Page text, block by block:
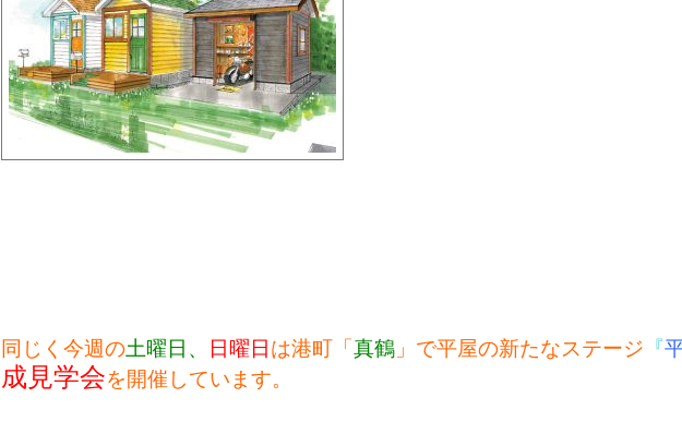
同じく今週の土曜日、 日曜日は港町「真鶴 」で平屋の新たなステージ 『
成見学会を開催しています。